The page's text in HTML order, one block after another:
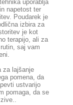
uporablja
napetost ter
Poudarek je
izbira za
je kot
terapijo, ali za
saj vam
za lajšanje
pomena, da
ustvarijo
pomaga, da se
.